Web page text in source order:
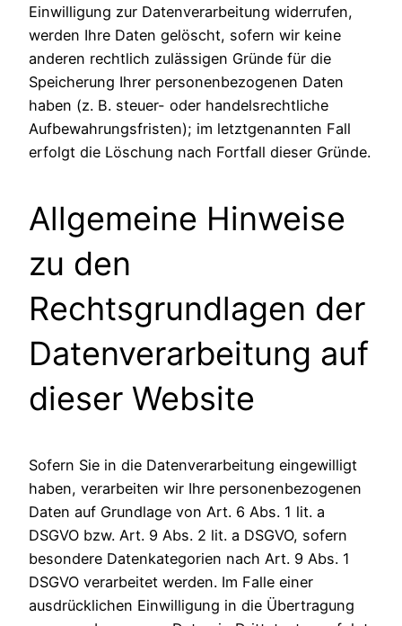
Einwilligung zur Datenverarbeitung widerrufen,
werden Ihre Daten gelöscht, sofern wir keine
anderen rechtlich zulässigen Gründe für die
Speicherung Ihrer personenbezogenen Daten
haben (z. B. steuer- oder handelsrechtliche
Aufbewahrungsfristen); im letztgenannten Fall
erfolgt die Löschung nach Fortfall dieser Gründe.
Allgemeine Hinweise
zu den
Rechtsgrundlagen der
Datenverarbeitung auf
dieser Website
Sofern Sie in die Datenverarbeitung eingewilligt
haben, verarbeiten wir Ihre personenbezogenen
Daten auf Grundlage von Art. 6 Abs. 1 lit. a
DSGVO bzw. Art. 9 Abs. 2 lit. a DSGVO, sofern
besondere Datenkategorien nach Art. 9 Abs. 1
DSGVO verarbeitet werden. Im Falle einer
ausdrücklichen Einwilligung in die Übertragung